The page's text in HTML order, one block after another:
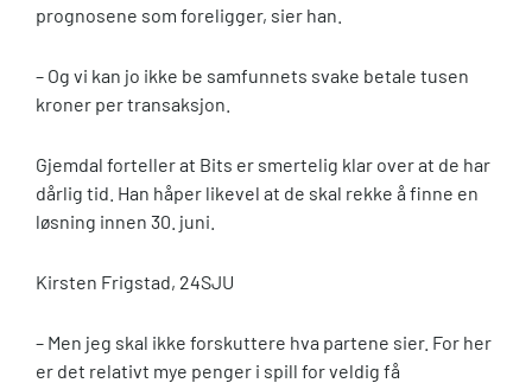
prognosene som foreligger, sier han.
– Og vi kan jo ikke be samfunnets svake betale tusen
kroner per transaksjon.
Gjemdal forteller at Bits er smertelig klar over at de har
dårlig tid. Han håper likevel at de skal rekke å finne en
løsning innen 30. juni.
Kirsten Frigstad, 24SJU
– Men jeg skal ikke forskuttere hva partene sier. For her
er det relativt mye penger i spill for veldig få